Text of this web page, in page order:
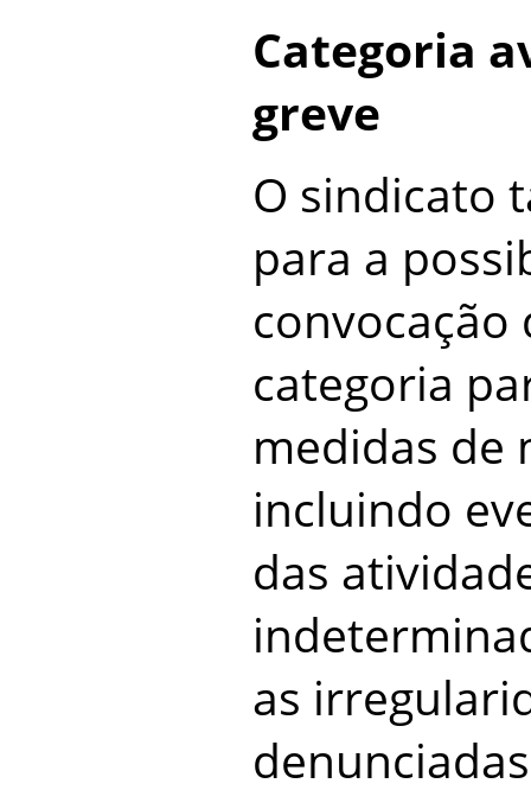
Categoria
greve
O sindicato
para a
convocação
categoria
medidas de
incluindo
das
as